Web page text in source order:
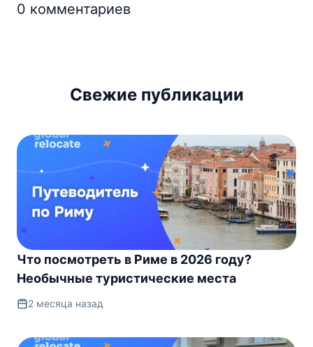
0 комментариев
Свежие публикации
2 месяца назад
Что посмотреть в Риме в 2026 году?
Необычные туристические места